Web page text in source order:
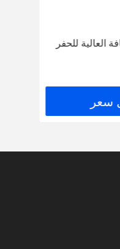
العالية للحفر
سعر